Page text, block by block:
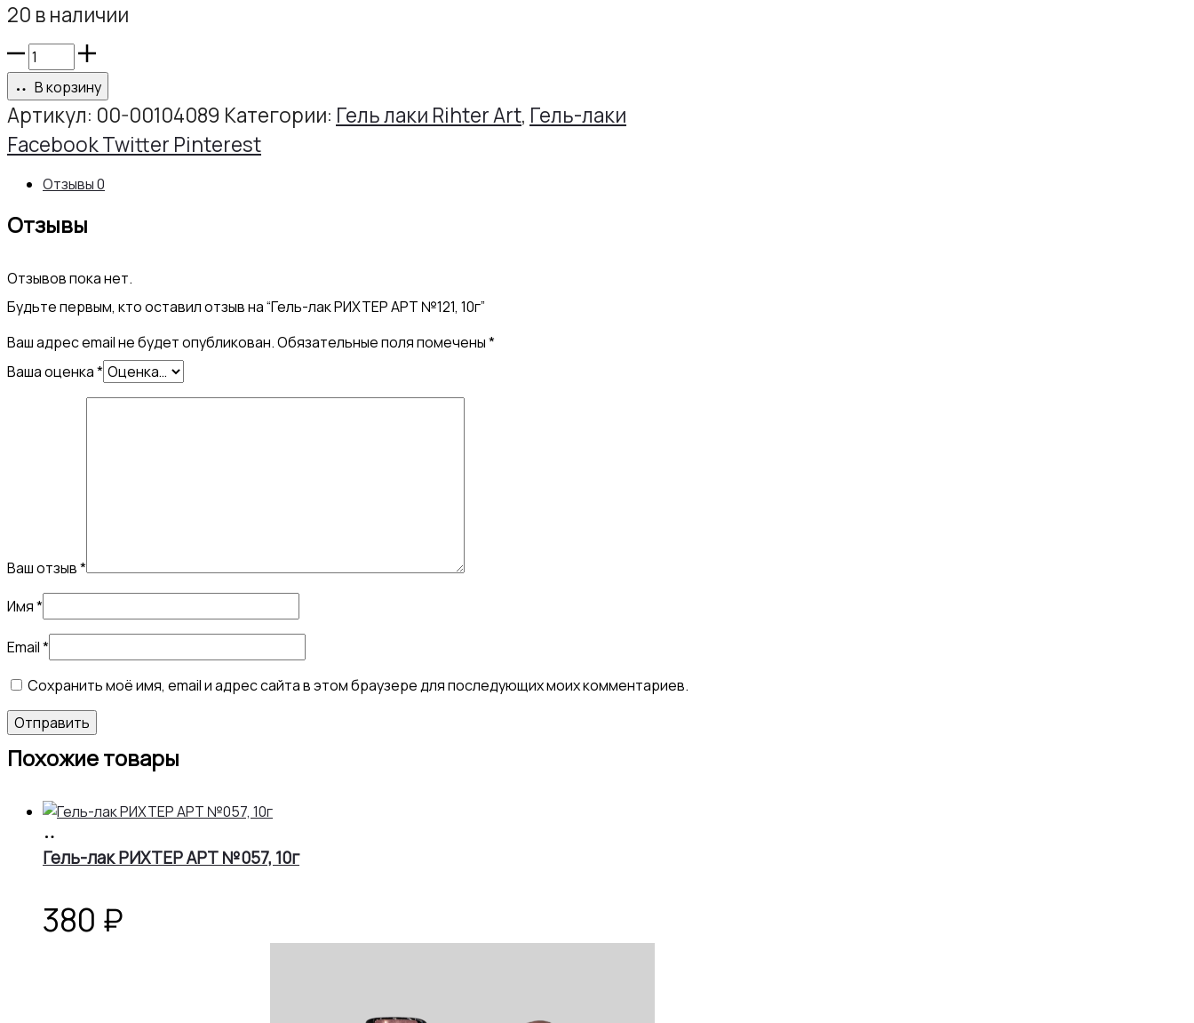
20 в наличии
Количество
товара
Гель-
лак
АРТ
№121,
В корзину
Артикул: 00-00104089 Категории: Гель лаки Rihter Art, Гель-лаки
Share
FacebookTwitter Pinterest
Отзывы0
Отзывы
Отзывов пока нет.
Будьте первым, кто оставил отзыв на “Гель-лак РИХТЕР АРТ №121, 10г”
Ваш адрес email не будет опубликован.Обязательные поля помечены*
Ваша оценка*
Ваш отзыв*
Имя*
Email*
Сохранить моё имя, email и адрес сайта в этом браузере для последующих моих комментариев.
Похожие товары
корзину
Гель-лак РИХТЕР АРТ №057, 10г
380 ₽